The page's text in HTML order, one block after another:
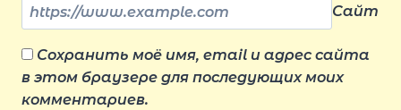
Сайт
Сохранить моё имя, email и адрес сайта
в этом браузере для последующих моих
комментариев.